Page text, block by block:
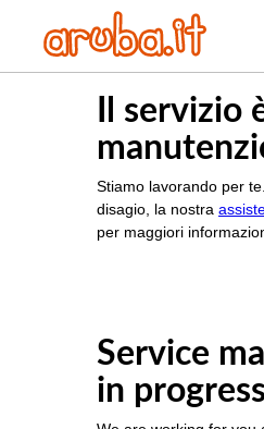
Il servizio
Stiamo lavorando per
disagio, la nostra
per maggiori
Service
in progress